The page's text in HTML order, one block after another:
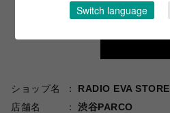
ショップ名
RADIO EVA STORE
店舗名
渋谷PARCO
Switch language